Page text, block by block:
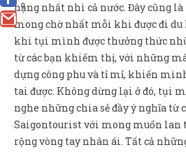
0
hạng nhất nhì cả nước. Đây cũng
mong chờ nhất mỗi khi được đi du
khi tụi mình được thưởng thức
từ các bạn khiếm thị, với những
dựng công phu và tỉ mỉ, khiến
tai được. Không dừng lại ở đó, tụi
nghe những chia sẻ đầy ý nghĩa từ
Saigontourist với mong muốn lan
rộng vòng tay nhân ái. Tất cả